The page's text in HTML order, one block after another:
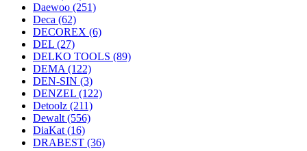
Daewoo (251)
Deca (62)
DECOREX (6)
DEL (27)
DELKO TOOLS (89)
DEMA (122)
DEN-SIN (3)
DENZEL (122)
Detoolz (211)
Dewalt (556)
DiaKat (16)
DRABEST (36)